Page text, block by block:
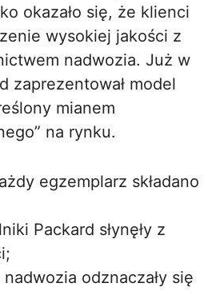
okazało się, że klienci
wysokiej jakości z
nadwozia. Już w
zaprezentował model
mianem
na rynku.
egzemplarz składano
Packard słynęły z
nadwozia odznaczały się